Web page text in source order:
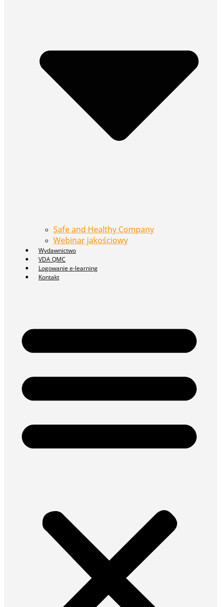
Safe and Healthy Company
Webinar jakościowy
Wydawnictwo
VDA QMC
Logowanie e-learning
Kontakt